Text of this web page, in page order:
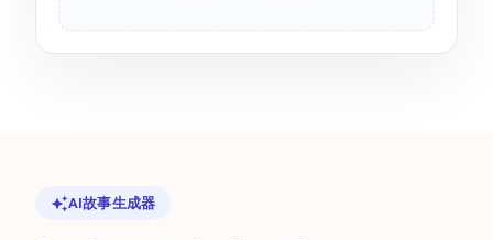
AI故事生成器